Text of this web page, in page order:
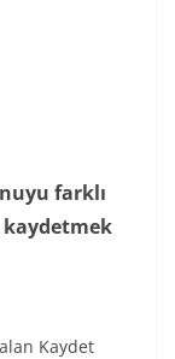
farklı
Kaydet